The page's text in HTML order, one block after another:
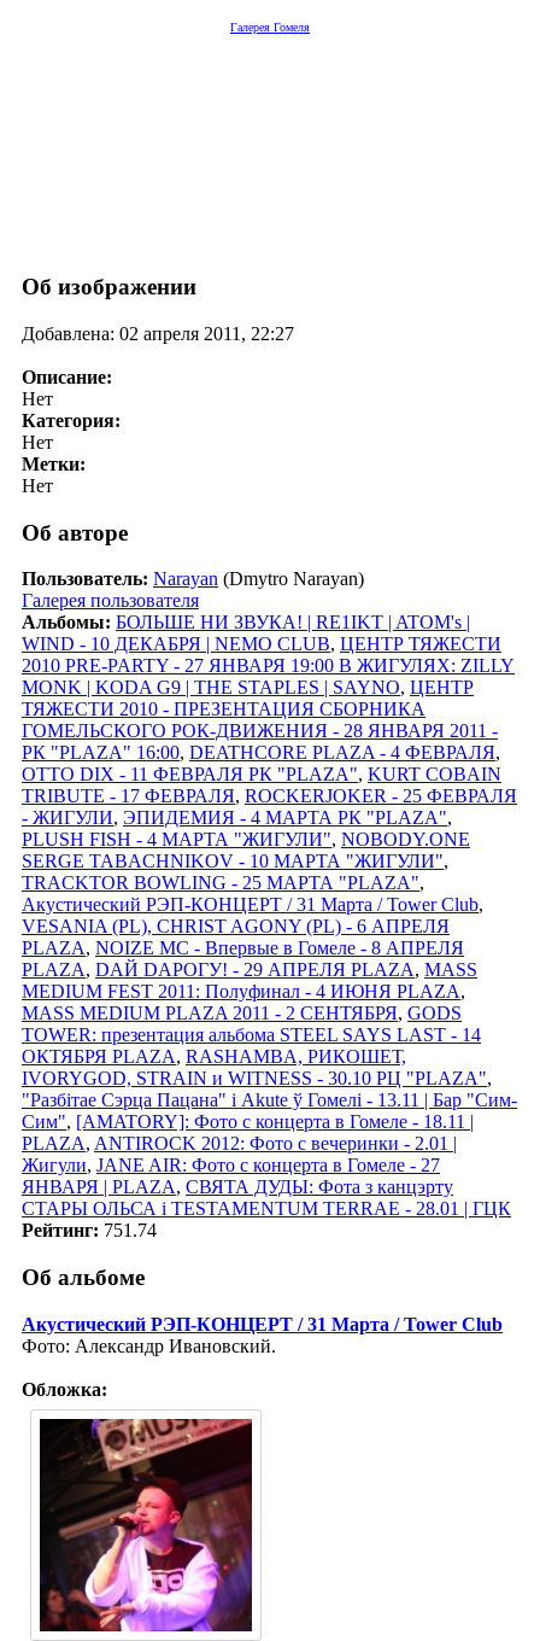
Галерея Гомеля
Об изображении
Добавлена: 02 апреля 2011, 22:27
Описание:
Нет
Категория:
Нет
Метки:
Нет
Об авторе
Пользователь: Narayan (Dmytro Narayan)
Галерея пользователя
Альбомы: БОЛЬШЕ НИ ЗВУКА! | RE1IKT | ATOM's |
WIND - 10 ДЕКАБРЯ | NEMO CLUB, ЦЕНТР ТЯЖЕСТИ
2010 PRE-PARTY - 27 ЯНВАРЯ 19:00 В ЖИГУЛЯХ: ZILLY
MONK | KODA G9 | THE STAPLES | SAYNO, ЦЕНТР
ТЯЖЕСТИ 2010 - ПРЕЗЕНТАЦИЯ СБОРНИКА
ГОМЕЛЬСКОГО РОК-ДВИЖЕНИЯ - 28 ЯНВАРЯ 2011 -
РК "PLAZA" 16:00, DEATHCORE PLAZA - 4 ФЕВРАЛЯ,
OTTO DIX - 11 ФЕВРАЛЯ РК "PLAZA", KURT COBAIN
TRIBUTE - 17 ФЕВРАЛЯ, ROCKERJOKER - 25 ФЕВРАЛЯ
- ЖИГУЛИ, ЭПИДЕМИЯ - 4 МАРТА РК "PLAZA",
PLUSH FISH - 4 МАРТА "ЖИГУЛИ", NOBODY.ONE
SERGE TABACHNIKOV - 10 МАРТА "ЖИГУЛИ",
TRACKTOR BOWLING - 25 МАРТА "PLAZA",
Акустический РЭП-КОНЦЕРТ / 31 Марта / Tower Club,
VESANIA (PL), CHRIST AGONY (PL) - 6 АПРЕЛЯ
PLAZA, NOIZE MC - Впервые в Гомеле - 8 АПРЕЛЯ
PLAZA, DАЙ DАРОГУ! - 29 АПРЕЛЯ PLAZA, MASS
MEDIUM FEST 2011: Полуфинал - 4 ИЮНЯ PLAZA,
MASS MEDIUM PLAZA 2011 - 2 СЕНТЯБРЯ, GODS
TOWER: презентация альбома STEEL SAYS LAST - 14
ОКТЯБРЯ PLAZA, RASHAMBA, РИКОШЕТ,
IVORYGOD, STRAIN и WITNESS - 30.10 РЦ "PLAZA",
"Разбітае Сэрца Пацана" і Akute ў Гомелi - 13.11 | Бар "Сим-
Сим", [AMATORY]: Фото с концерта в Гомеле - 18.11 |
PLAZA, ANTIROCK 2012: Фото с вечеринки - 2.01 |
Жигули, JANE AIR: Фото с концерта в Гомеле - 27
ЯНВАРЯ | PLAZA, СВЯТА ДУДЫ: Фота з канцэрту
СТАРЫ ОЛЬСА i TESTAMENTUM TERRAE - 28.01 | ГЦК
Рейтинг: 751.74
Об альбоме
Акустический РЭП-КОНЦЕРТ / 31 Марта / Tower Club
Фото: Александр Ивановский.
Обложка: